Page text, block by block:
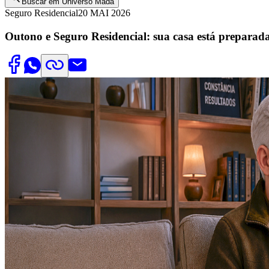
Seguro Residencial20 MAI 2026
Outono e Seguro Residencial: sua casa está